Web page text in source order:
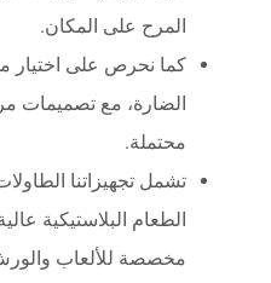
المرح على المكان.
كما نحرص على اختيار
الضارة، مع تصميمات
محتملة.
تشمل تجهيزاتنا
الطعام البلاستيكية
مخصصة للألعاب والورش